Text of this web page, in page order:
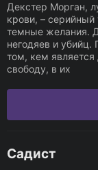
Декстер Морган,
крови, – серийный
темные желания.
негодяев и убийц.
том, кем является
свободу, в их
Садист